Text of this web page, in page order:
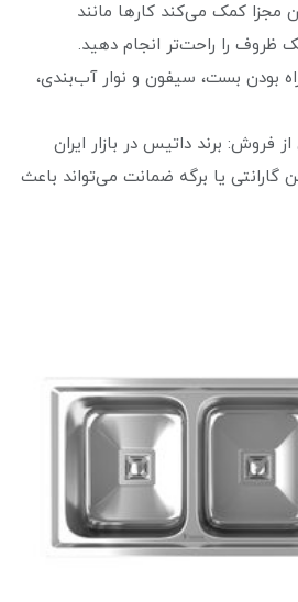
مجزا کمک می‌کند کارها مانند
را راحت‌تر انجام دهید.
بودن بست، سیفون و نوار آب‌بندی،
فروش: برند داتیس در بازار ایران
یا برگه ضمانت می‌تواند باعث